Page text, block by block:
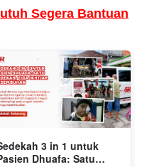
Segera Bantuan
3 in 1 untuk
Dhuafa: Satu